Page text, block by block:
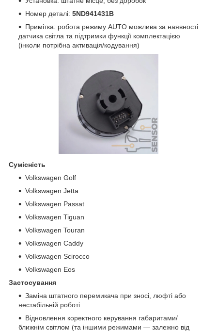
Номер деталі: 5ND941431B
Примітка: робота режиму AUTO можлива за наявності
датчика світла та підтримки функції комплектацією
(інколи потрібна активація/кодування)
Сумісність
Volkswagen Golf
Volkswagen Jetta
Volkswagen Passat
Volkswagen Tiguan
Volkswagen Touran
Volkswagen Caddy
Volkswagen Scirocco
Volkswagen Eos
Застосування
Заміна штатного перемикача при зносі, люфті або
нестабільній роботі
Відновлення коректного керування габаритами/
ближнім світлом (та іншими режимами — залежно від